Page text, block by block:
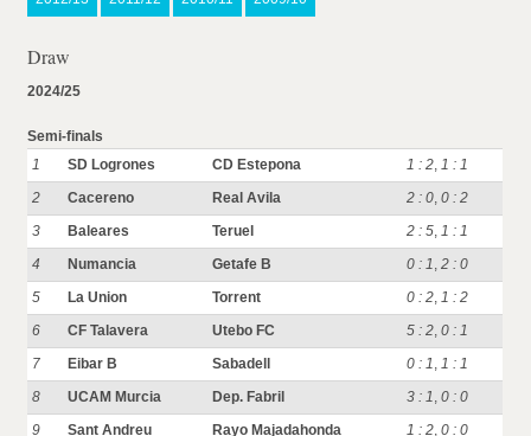
Draw
2024/25
Semi-finals
1
SD Logrones CD Estepona 1 : 2,1 : 1
2
Cacereno Real Avila 2 : 0,0 : 2
3
Baleares Teruel 2 : 5,1 : 1
4
Numancia Getafe B 0 : 1,2 : 0
5
La Union Torrent 0 : 2,1 : 2
6
CF Talavera Utebo FC 5 : 2,0 : 1
7
Eibar B Sabadell 0 : 1,1 : 1
8
UCAM Murcia Dep. Fabril 3 : 1,0 : 0
9
Sant Andreu Rayo Majadahonda 1 : 2,0 : 0